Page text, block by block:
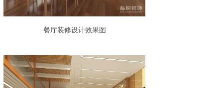
餐厅装修设计效果图